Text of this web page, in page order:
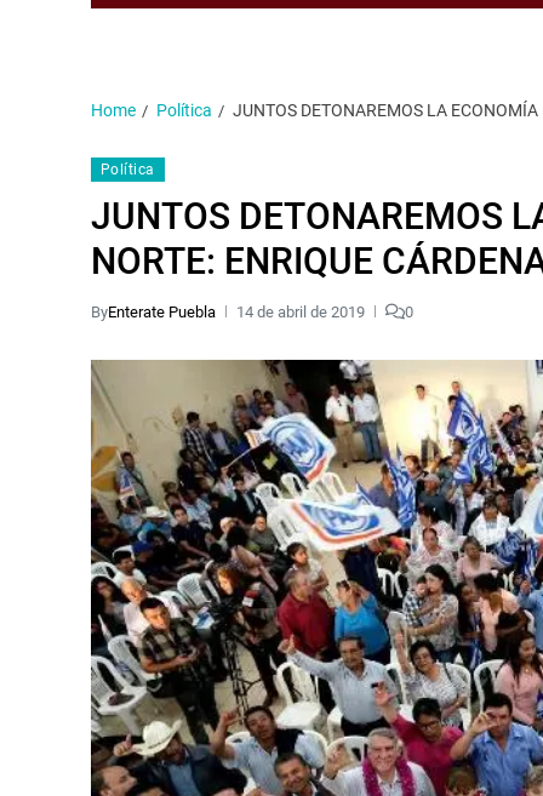
Home Política JUNTOS DETONAREMOS LA ECONOMÍA
Política
JUNTOS DETONAREMOS
NORTE: ENRIQUE
ByEnterate Puebla 14 de abril de 2019 0